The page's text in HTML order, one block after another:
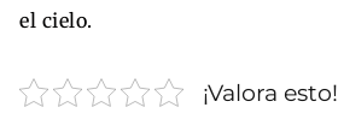
el cielo.
¡Valora esto!